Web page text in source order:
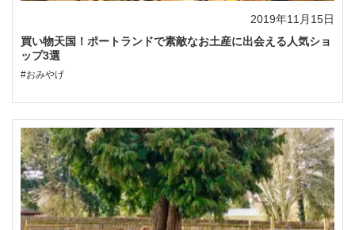
2019年11月15日
買い物天国！ポートランドで素敵なお土産に出会える人気ショ
ップ3選
#おみやげ